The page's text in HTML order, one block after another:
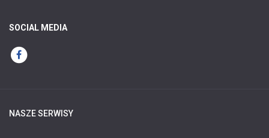
SOCIAL MEDIA
NASZE SERWISY